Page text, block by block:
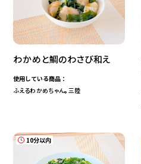
わかめと鯛のわさび和え
使用している商品：
ふえるわかめちゃん® 三陸
10分以内